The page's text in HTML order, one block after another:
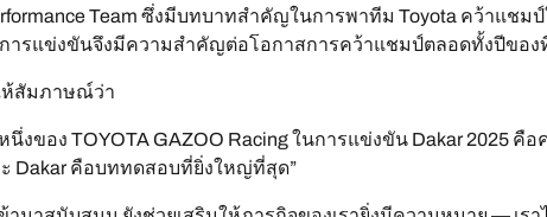
Team ซึ่งมีบทบาทสำคัญในการพาทีม Toyota คว้าแชม
การแข่งขันจึงมีความสำคัญต่อโอกาสการคว้าแชมป์ตลอดทั้งปีของ
ห้สัมภาษณ์ว่า
นึ่งของ TOYOTA GAZOO Racing ในการแข่งขัน Dakar 2025
Dakar คือบททดสอบที่ยิ่งใหญ่ที่สุด”